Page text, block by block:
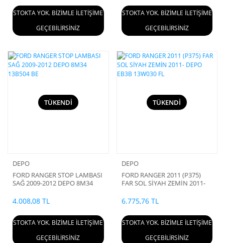
STOKTA YOK. BİZİMLE İLETİŞİME
GEÇEBİLİRSİNİZ
STOKTA YOK. BİZİMLE İLETİŞİME
GEÇEBİLİRSİNİZ
TÜKENDİ
DEPO
FORD RANGER STOP LAMBASI
SAĞ 2009-2012 DEPO 8M34
4.008,08 TL
STOKTA YOK. BİZİMLE İLETİŞİME
GEÇEBİLİRSİNİZ
TÜKENDİ
DEPO
FORD RANGER 2011 (P375)
FAR SOL SİYAH ZEMİN 2011-
6.775,76 TL
STOKTA YOK. BİZİMLE İLETİŞİME
GEÇEBİLİRSİNİZ